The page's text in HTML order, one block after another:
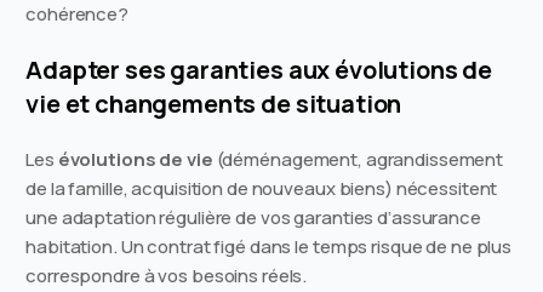
cohérence?
Adapter ses garanties aux évolutions de
vie et changements de situation
Les évolutions de vie (déménagement, agrandissement
de la famille, acquisition de nouveaux biens) nécessitent
une adaptation régulière de vos garanties d’assurance
habitation. Un contrat figé dans le temps risque de ne plus
correspondre à vos besoins réels.